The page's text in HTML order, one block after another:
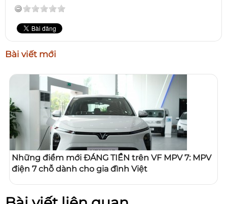
Bài viết mới
Những điểm mới ĐÁNG TIỀN trên VF MPV 7: MPV
điện 7 chỗ dành cho gia đình Việt